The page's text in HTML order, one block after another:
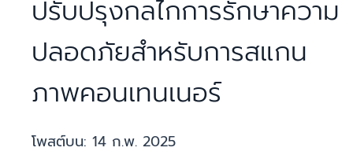
ปรับปรุงกลไกการรักษาความ
ปลอดภัยสำหรับการสแกน
ภาพคอนเทนเนอร์
โพสต์บน: 14 ก.พ. 2025